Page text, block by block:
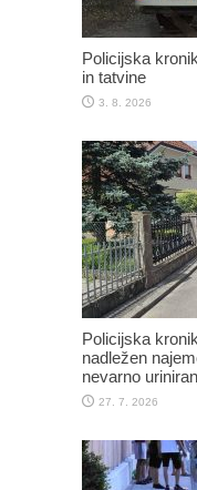
Policijska
in tatvine
3. 8. 2026
Policijska
nadležen
nevarno
27. 7. 2026